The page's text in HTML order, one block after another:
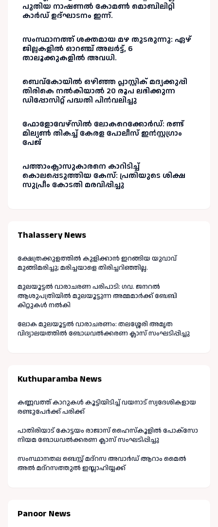
പുതിയ നാഷണൽ കോമൺ മൊബിലിറ്റി
കാർഡ് ഉദ്ഘാടനം ഇന്ന്.
സംസ്ഥാനത്ത് ശക്തമായ മഴ തുടരുന്നു: ഏഴ്
ജില്ലകളിൽ ഓറഞ്ച് അലർട്ട്, 6
താലൂക്കുകളിൽ അവധി.
ബെവ്കോയിൽ ഒഴിഞ്ഞ പ്ലാസ്റ്റിക് മദ്യക്കുപ്പി
തിരികെ നൽകിയാൽ 20 രൂപ ലഭിക്കുന്ന
ഡിപ്പോസിറ്റ് പദ്ധതി പിൻവലിച്ചു
ഫോളോവേഴ്സിൽ ലോകറെക്കോർഡ്: രണ്ട്
മില്യൺ തികച്ച് കേരള പോലീസ് ഇൻസ്റ്റഗ്രാം
പേജ്
പത്താംക്ലാസുകാരനെ കാറിടിച്ച്
കൊലപ്പെടുത്തിയ കേസ്: പ്രതിയുടെ ശിക്ഷ
സുപ്രീം കോടതി മരവിപ്പിച്ചു
Thalassery News
ക്ഷേത്രക്കുളത്തിൽ കുളിക്കാൻ ഇറങ്ങിയ യുവാവ്
മുങ്ങിമരിച്ചു; മരിച്ചയാളെ തിരിച്ചറിഞ്ഞില്ല.
മുലയൂട്ടൽ വാരാചരണ പരിപാടി: ഗവ. ജനറൽ
ആശുപത്രിയിൽ മുലയൂട്ടുന്ന അമ്മമാർക്ക് ബേബി
കിറ്റുകൾ നൽകി
ലോക മുലയൂട്ടൽ വാരാചരണം: തലശ്ശേരി അമൃത
വിദ്യാലയത്തിൽ ബോധവൽക്കരണ ക്ലാസ് സംഘടിപ്പിച്ചു
Kuthuparamba News
കണ്ണവത്ത് കാറുകൾ കൂട്ടിയിടിച്ച് വയനാട് സ്വദേശികളായ
രണ്ടുപേർക്ക് പരിക്ക്
പാതിരിയാട് കോട്ടയം രാജാസ് ഹൈസ്കൂളിൽ പോക്സോ
നിയമ ബോധവൽക്കരണ ക്ലാസ് സംഘടിപ്പിച്ചു
സംസ്ഥാനതല ബെസ്റ്റ് മദ്റസ അവാർഡ് ആറാം മൈൽ
അൽ മദ്റസത്തുൽ ഇസ്ലാഹിയ്യക്ക്
Panoor News